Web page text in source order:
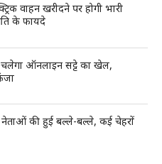
वाहन खरीदने पर होगी भारी
के फायदे
चलेगा ऑनलाइन सट्टे का खेल,
नेताओं की हुई बल्ले-बल्ले, कई चेहरों